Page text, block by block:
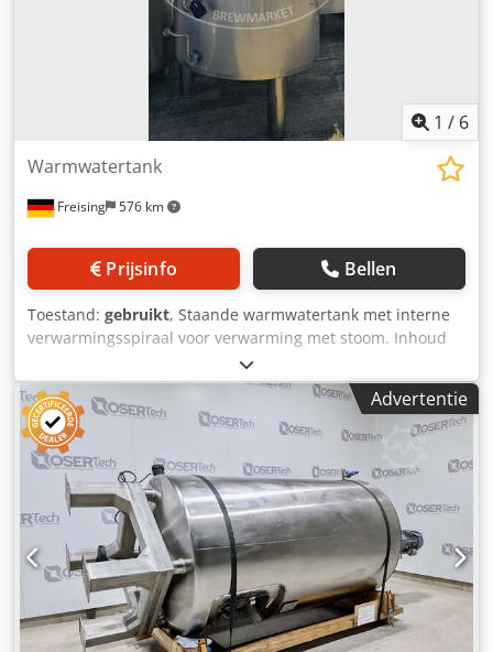
1 / 6
Freising 576 km
Warmwatertank
Prijsinfo Bellen
Toestand: gebruikt, Staande warmwatertank met interne
verwarmingsspiraal voor verwarming met stoom. Inhoud
ca. 30 hl. Dcedjw Tdx Aspfx Albek Machine (extra):
verwarmbare tank Inhoud ca.: 3000 l Breedte: 1400 mm
Hoogte: 2800 mm Materiaal: roestvrij staal Locatie / positie:
vrijstaand Basisconstructie: cilindrische tank op
buisvoeten Uitrusting: verwarmingsspiraal,
temperatuurmeter, centrale bodemuitloop, mangat boven,
overloop
Advertentie